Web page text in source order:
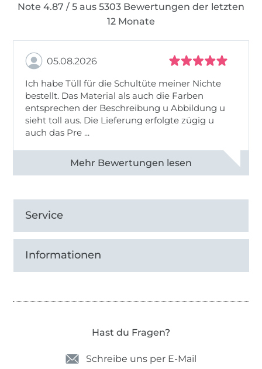
Note 4.87 / 5 aus 5303 Bewertungen der letzten
12 Monate
05.08.2026
Ich habe Tüll für die Schultüte meiner Nichte
bestellt. Das Material als auch die Farben
entsprechen der Beschreibung u Abbildung u
sieht toll aus. Die Lieferung erfolgte zügig u
auch das Pre ...
Alle 82950 Bewertungen ansehen
Service
Informationen
Hast du Fragen?
Schreibe uns per E-Mail